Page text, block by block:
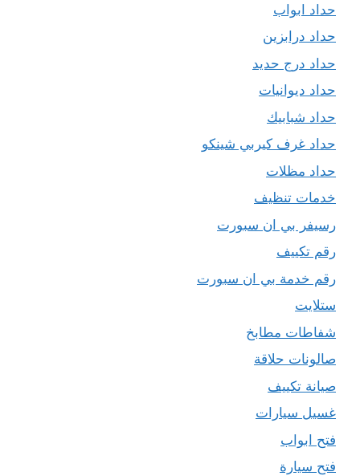
حداد ابواب
حداد درابزين
حداد درج حديد
حداد ديوانيات
حداد شبابيك
حداد غرف كيربي شينكو
حداد مظلات
خدمات تنظيف
رسيفر بي ان سبورت
رقم تكييف
رقم خدمة بي ان سبورت
ستلايت
شفاطات مطابخ
صالونات حلاقة
صيانة تكييف
غسيل سيارات
فتح ابواب
فتح سيارة